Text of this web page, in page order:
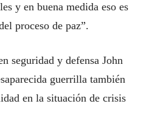
y en buena medida eso es
proceso de paz”.
seguridad y defensa John
guerrilla también
en la situación de crisis